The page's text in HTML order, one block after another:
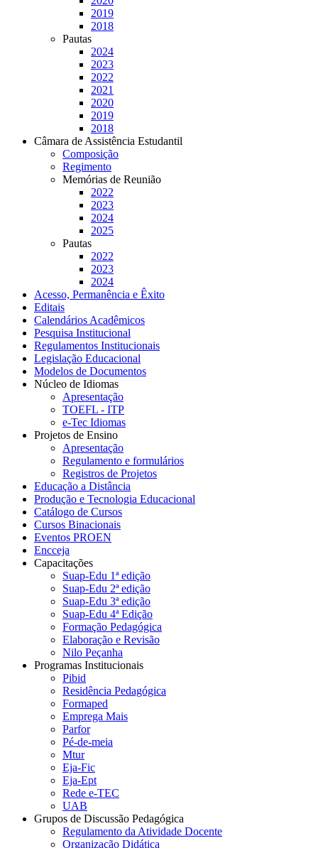
2019
2018
Pautas
2024
2023
2022
2021
2020
2019
2018
Câmara de Assistência Estudantil
Composição
Regimento
Memórias de Reunião
2022
2023
2024
2025
Pautas
2022
2023
2024
Acesso, Permanência e Êxito
Editais
Calendários Acadêmicos
Pesquisa Institucional
Regulamentos Institucionais
Legislação Educacional
Modelos de Documentos
Núcleo de Idiomas
Apresentação
TOEFL - ITP
e-Tec Idiomas
Projetos de Ensino
Apresentação
Regulamento e formulários
Registros de Projetos
Educação a Distância
Produção e Tecnologia Educacional
Catálogo de Cursos
Cursos Binacionais
Eventos PROEN
Encceja
Capacitações
Suap-Edu 1ª edição
Suap-Edu 2ª edição
Suap-Edu 3ª edição
Suap-Edu 4ª Edição
Formação Pedagógica
Elaboração e Revisão
Nilo Peçanha
Programas Institucionais
Pibid
Residência Pedagógica
Formaped
Emprega Mais
Parfor
Pé-de-meia
Mtur
Eja-Fic
Eja-Ept
Rede e-TEC
UAB
Grupos de Discussão Pedagógica
Regulamento da Atividade Docente
Organização Didática